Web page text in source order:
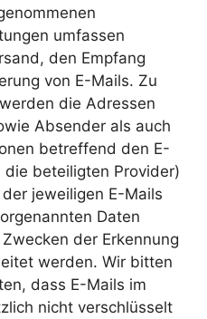
umfassen
den Empfang
von E-Mails. Zu
die Adressen
Absender als auch
betreffend den E-
die beteiligten Provider)
jeweiligen E-Mails
Daten
der Erkennung
werden. Wir bitten
dass E-Mails im
nicht verschlüsselt